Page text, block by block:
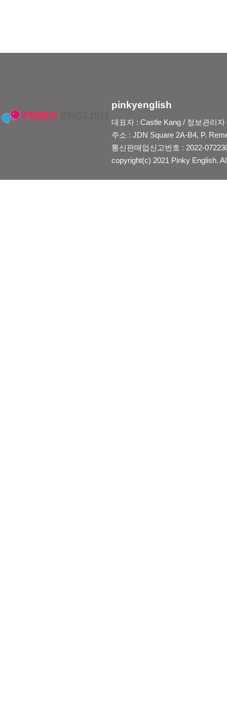
pinkyenglish
대표자 : Castle Kang / 정보관리
주소 : JDN Square 2A-B4, P.
통신판매업신고번호 : 2022-
copyright(c) 2021 Pinky English.